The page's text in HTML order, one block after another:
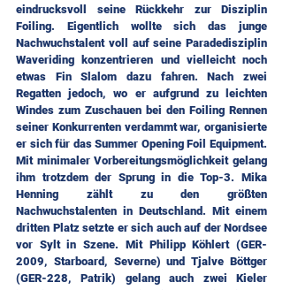
eindrucksvoll seine Rückkehr zur Disziplin
Foiling. Eigentlich wollte sich das junge
Nachwuchstalent voll auf seine Paradedisziplin
Waveriding konzentrieren und vielleicht noch
etwas Fin Slalom dazu fahren. Nach zwei
Regatten jedoch, wo er aufgrund zu leichten
Windes zum Zuschauen bei den Foiling Rennen
seiner Konkurrenten verdammt war, organisierte
er sich für das Summer Opening Foil Equipment.
Mit minimaler Vorbereitungsmöglichkeit gelang
ihm trotzdem der Sprung in die Top-3. Mika
Henning zählt zu den größten
Nachwuchstalenten in Deutschland. Mit einem
dritten Platz setzte er sich auch auf der Nordsee
vor Sylt in Szene. Mit Philipp Köhlert (GER-
2009, Starboard, Severne) und Tjalve Böttger
(GER-228, Patrik) gelang auch zwei Kieler